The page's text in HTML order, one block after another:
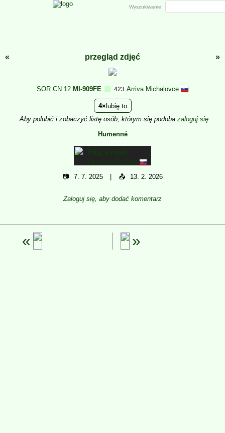
« przegląd zdjęć »
SOR CN 12 MI-909FE 423 Arriva Michalovce
4 lubię to
Aby polubić i zobaczyć listę osób, którym się podoba zaloguj się.
Humenné
Filip Kršiak
Považská Bystrica
📷 7. 7. 2025 📤 13. 2. 2026
Zaloguj się, aby dodać komentarz
Wyszukiwanie